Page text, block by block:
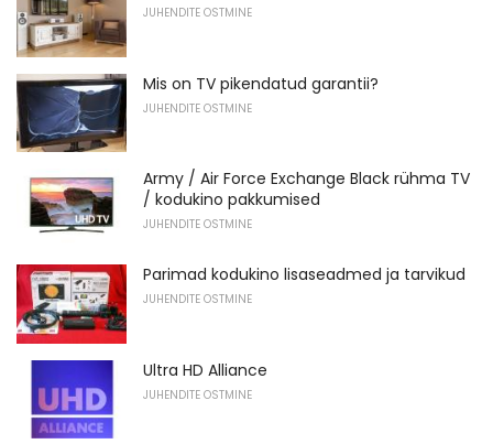
JUHENDITE OSTMINE
Mis on TV pikendatud garantii?
JUHENDITE OSTMINE
Army / Air Force Exchange Black rühma TV
/ kodukino pakkumised
JUHENDITE OSTMINE
Parimad kodukino lisaseadmed ja tarvikud
JUHENDITE OSTMINE
Ultra HD Alliance
JUHENDITE OSTMINE